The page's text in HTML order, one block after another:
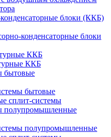
блоки (ККБ)
конденсаторные блоки
ККБ
ККБ
бытовые
бытовые
сплит-системы
полупромышленные
полупромышленные